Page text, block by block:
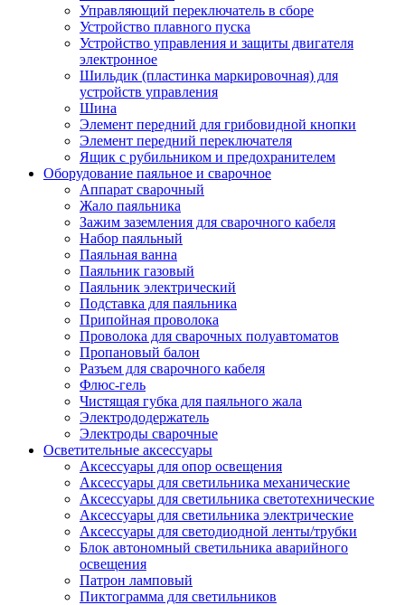
Управляющий переключатель в сборе
Устройство плавного пуска
Устройство управления и защиты двигателя
электронное
Шильдик (пластинка маркировочная) для
устройств управления
Шина
Элемент передний для грибовидной кнопки
Элемент передний переключателя
Ящик с рубильником и предохранителем
Оборудование паяльное и сварочное
Аппарат сварочный
Жало паяльника
Зажим заземления для сварочного кабеля
Набор паяльный
Паяльная ванна
Паяльник газовый
Паяльник электрический
Подставка для паяльника
Припойная проволока
Проволока для сварочных полуавтоматов
Пропановый балон
Разъем для сварочного кабеля
Флюс-гель
Чистящая губка для паяльного жала
Электрододержатель
Электроды сварочные
Осветительные аксессуары
Аксессуары для опор освещения
Аксессуары для светильника механические
Аксессуары для светильника светотехнические
Аксессуары для светильника электрические
Аксессуары для светодиодной ленты/трубки
Блок автономный светильника аварийного
освещения
Патрон ламповый
Пиктограмма для светильников